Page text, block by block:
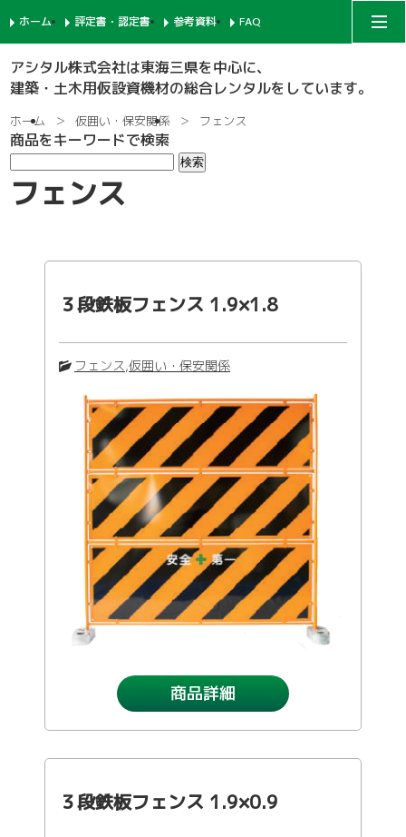
アシタル株式会社 カタログ
サイト
アシタル株式会社は東海三県を中心に、
建築・土木用仮設資機材の総合レンタルをしています。
次世代足場
先行手摺-1
ブラケット-1
階段-1
巾木-1
その他-1
手摺-2
先行手摺-2
ブラケット-2
踏板-2
階段-2
その他-2
建枠
踏板-3
筋違
手摺-3
昇降設備
ジャッキ・ベース
朝顔
鉄骨足場
ネット関係
親綱関係
アルミ梯子
その他-4
共通部材
足場板
ｸﾗﾝﾌﾟ他小物
シート関係
その他-5
内部足場
ﾛｰﾘﾝｸﾞﾀﾜｰ
強力サポート
四角支柱
仮囲い・保安関係
ﾌﾗｯﾄﾊﾟﾈﾙ
フェンス
その他レンタル
鉄板・ゴムマット
ハウス
機械
作業車
ホーム 評定書・認定書 参考資料
FAQ
ホーム 仮囲い・保安関係 フェンス
商品をキーワードで検索
フェンス
３段鉄板フェンス 1.9×1.8
仮囲い・保安関係
,
フェンス
商品詳細
３段鉄板フェンス 1.9×0.9